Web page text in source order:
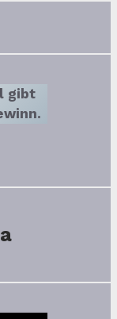
gibt